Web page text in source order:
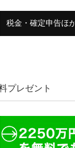
税金・確定申告ほ
プレゼント